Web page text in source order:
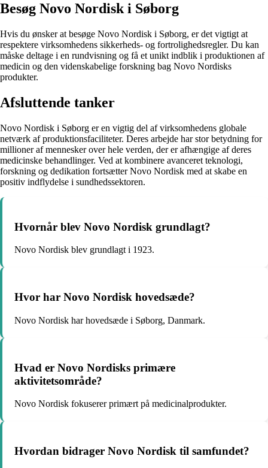
Besøg Novo Nordisk i Søborg
Hvis du ønsker at besøge Novo Nordisk i Søborg, er det vigtigt at
respektere virksomhedens sikkerheds- og fortrolighedsregler. Du kan
måske deltage i en rundvisning og få et unikt indblik i produktionen af
medicin og den videnskabelige forskning bag Novo Nordisks
produkter.
Afsluttende tanker
Novo Nordisk i Søborg er en vigtig del af virksomhedens globale
netværk af produktionsfaciliteter. Deres arbejde har stor betydning for
millioner af mennesker over hele verden, der er afhængige af deres
medicinske behandlinger. Ved at kombinere avanceret teknologi,
forskning og dedikation fortsætter Novo Nordisk med at skabe en
positiv indflydelse i sundhedssektoren.
Hvornår blev Novo Nordisk grundlagt?
Novo Nordisk blev grundlagt i 1923.
Hvor har Novo Nordisk hovedsæde?
Novo Nordisk har hovedsæde i Søborg, Danmark.
Hvad er Novo Nordisks primære
aktivitetsområde?
Novo Nordisk fokuserer primært på medicinalprodukter.
Hvordan bidrager Novo Nordisk til samfundet?